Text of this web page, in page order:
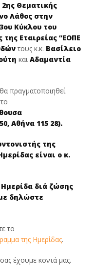
2ης Θεματικής
Λάθος στην
Κύκλου του
Εταιρείας “ΕΟΠΕ
τους κ.κ. Βασίλειο
καιΑδαμαντία
πραγματοποιηθεί
Αθήνα 115 28).
της
είναι ο κ.
διά ζώσης
δηλώστε
το
της Ημερίδας.
σας έχουμε κοντά μας.